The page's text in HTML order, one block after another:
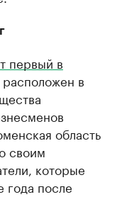
первый в
расположен в
область
своим
которые
года после